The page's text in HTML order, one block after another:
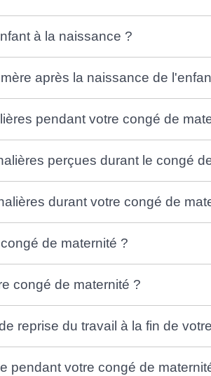
à la naissance ?
après la naissance de
pendant votre congé de
perçues durant le congé
durant votre congé de
de maternité ?
congé de maternité ?
reprise du travail à la fin de
pendant votre congé de